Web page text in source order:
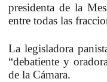
presidenta de la
entre todas las
La legisladora
“debatiente y
de la Cámara.